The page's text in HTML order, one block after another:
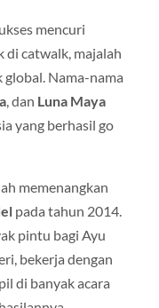
mencuri
di catwalk, majalah
Nama-nama
, dan Luna Maya
yang berhasil go
memenangkan
pada tahun 2014.
pintu bagi Ayu
bekerja dengan
di banyak acara